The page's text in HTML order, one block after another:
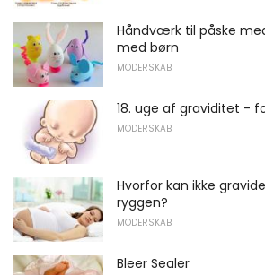
Håndværk til påske
med børn
MODERSKAB
18. uge af graviditet -
MODERSKAB
Hvorfor kan ikke
ryggen?
MODERSKAB
Bleer Sealer